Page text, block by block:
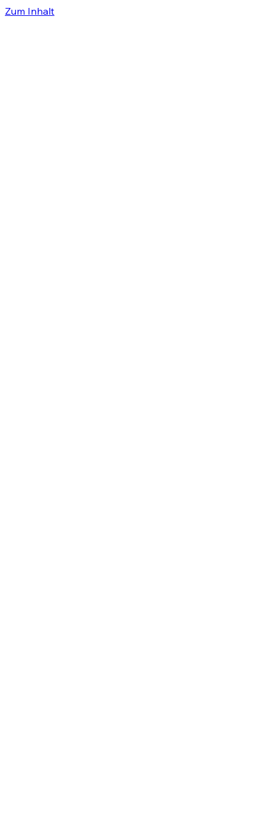
Zum Inhalt